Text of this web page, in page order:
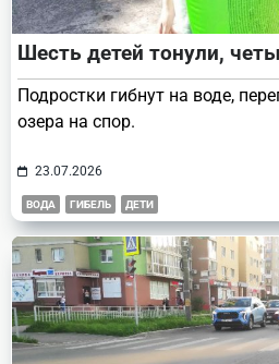
Шесть детей тонули,
Подростки гибнут на воде,
озера на спор.
23.07.2026
ВОДА ГИБЕЛЬ ДЕТИ